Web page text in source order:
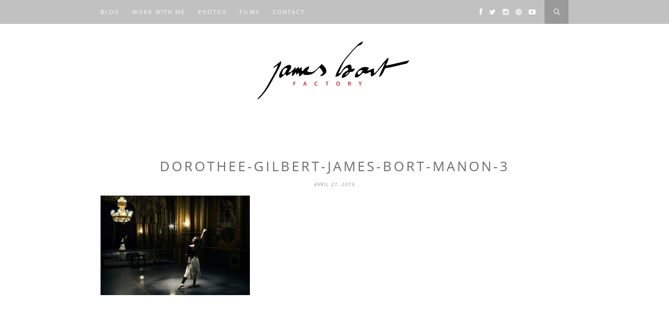
BLOG WORK WITH ME PHOTOS FILMS CONTACT
DOROTHEE-GILBERT-JAMES-BORT-MANON-3
AVRIL 21, 2015